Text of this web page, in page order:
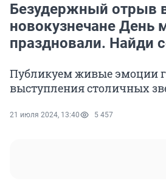
Безудержный отрыв
новокузнечане День
праздновали. Найди
Публикуем живые эмоции
выступления столичных
21 июля 2024, 13:40 5 457